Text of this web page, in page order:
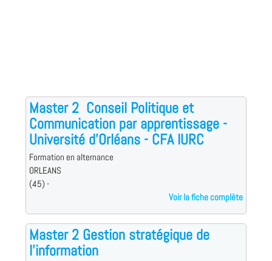
Master 2  Conseil Politique et
Communication par apprentissage -
Université d'Orléans - CFA IURC
Formation en alternance
ORLEANS
(45) -
Voir la fiche complète
Master 2 Gestion stratégique de
l’information